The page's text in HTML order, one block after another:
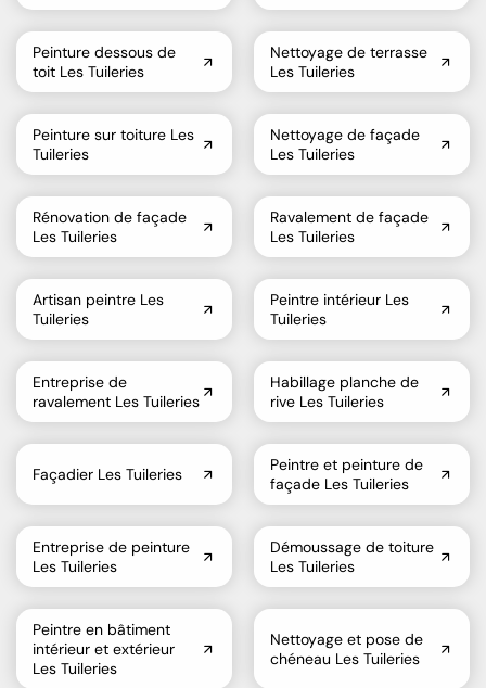
Peinture dessous de
toit Les Tuileries
Nettoyage de terrasse
Les Tuileries
Peinture sur toiture Les
Tuileries
Nettoyage de façade
Les Tuileries
Rénovation de façade
Les Tuileries
Ravalement de façade
Les Tuileries
Artisan peintre Les
Tuileries
Peintre intérieur Les
Tuileries
Entreprise de
ravalement Les Tuileries
Habillage planche de
rive Les Tuileries
Façadier Les Tuileries
Peintre et peinture de
façade Les Tuileries
Entreprise de peinture
Les Tuileries
Démoussage de toiture
Les Tuileries
Peintre en bâtiment
intérieur et extérieur
Les Tuileries
Nettoyage et pose de
chéneau Les Tuileries